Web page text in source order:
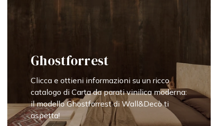
Ghostforrest
Clicca e ottieni informazioni su un ricco
catalogo di Carta da parati vinilica moderna:
il modello Ghostforrest di Wall&Decò ti
aspetta!